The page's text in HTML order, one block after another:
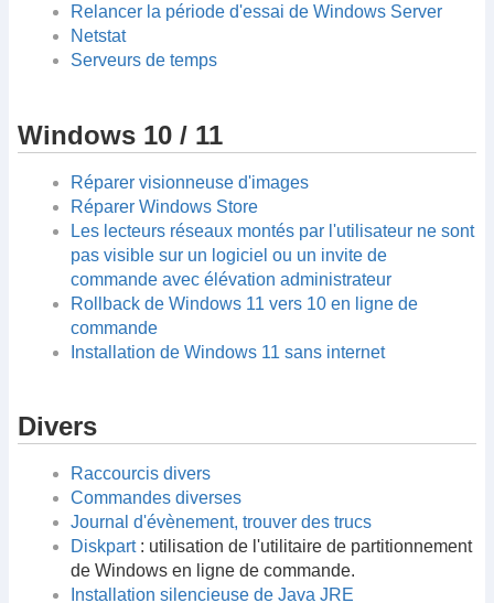
Relancer la période d'essai de Windows Server
Netstat
Serveurs de temps
Windows 10 / 11
Réparer visionneuse d'images
Réparer Windows Store
Les lecteurs réseaux montés par l'utilisateur ne sont
pas visible sur un logiciel ou un invite de
commande avec élévation administrateur
Rollback de Windows 11 vers 10 en ligne de
commande
Installation de Windows 11 sans internet
Divers
Raccourcis divers
Commandes diverses
Journal d'évènement, trouver des trucs
Diskpart: utilisation de l'utilitaire de partitionnement
de Windows en ligne de commande.
Installation silencieuse de Java JRE